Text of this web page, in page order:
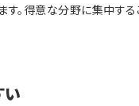
。得意な分野に集中す
い